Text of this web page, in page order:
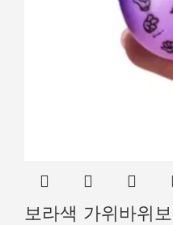
보라색 가위바위